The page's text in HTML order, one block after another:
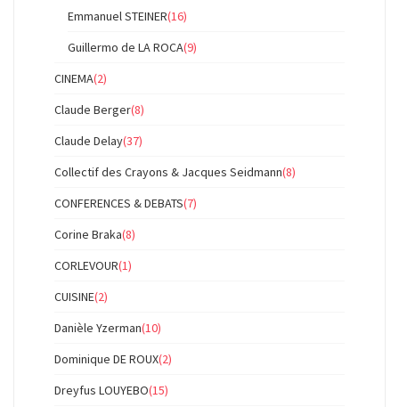
Emmanuel STEINER(16)
Guillermo de LA ROCA(9)
CINEMA(2)
Claude Berger(8)
Claude Delay(37)
Collectif des Crayons & Jacques Seidmann(8)
CONFERENCES & DEBATS(7)
Corine Braka(8)
CORLEVOUR(1)
CUISINE(2)
Danièle Yzerman(10)
Dominique DE ROUX(2)
Dreyfus LOUYEBO(15)